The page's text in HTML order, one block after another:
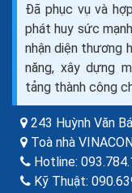
Thiết kế website
marketing ra đơn
Bạn đang cần tìm
tiền như thế nào
quả kinh doanh
Đã phục vụ và
phát huy sức
nhận diện thương
năng, xây dựng
tảng thành công
243 Huỳnh Văn
Toà nhà
Hotline:
Kỹ Thuật: